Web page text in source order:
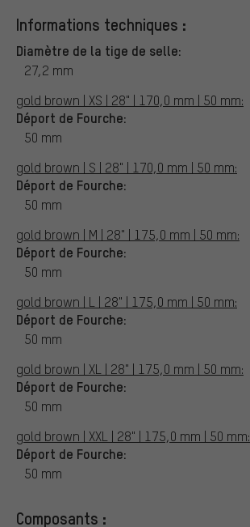
Informations techniques :
Diamètre de la tige de selle:
27,2 mm
gold brown | XS | 28" | 170,0 mm | 50 mm:
Déport de Fourche:
50 mm
gold brown | S | 28" | 170,0 mm | 50 mm:
Déport de Fourche:
50 mm
gold brown | M | 28" | 175,0 mm | 50 mm:
Déport de Fourche:
50 mm
gold brown | L | 28" | 175,0 mm | 50 mm:
Déport de Fourche:
50 mm
gold brown | XL | 28" | 175,0 mm | 50 mm:
Déport de Fourche:
50 mm
gold brown | XXL | 28" | 175,0 mm | 50 mm:
Déport de Fourche:
50 mm
Composants :